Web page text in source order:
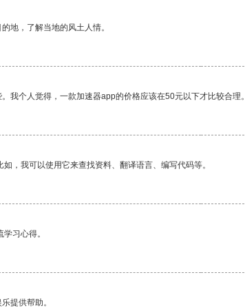
地，了解当地的风土人情。
我个人觉得，一款加速器app的价格应该在50元以下才比较合理。
，我可以使用它来查找资料、翻译语言、编写代码等。
习心得。
提供帮助。